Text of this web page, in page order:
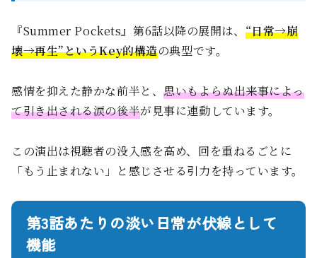
『Summer Pockets』第6話以降の展開は、 “日常→崩
壊→再生”というKey的構造の典型です。
感情を抑えた静かな前半と、思いもよらぬ出来事によっ
て引き出される涙の後半が見事に連動しています。
この演出は視聴者の没入感を高め、回を重ねるごとに
「もう止まれない」と感じさせる引力を持っています。
第3話あたりの淡い日常が伏線として
機能